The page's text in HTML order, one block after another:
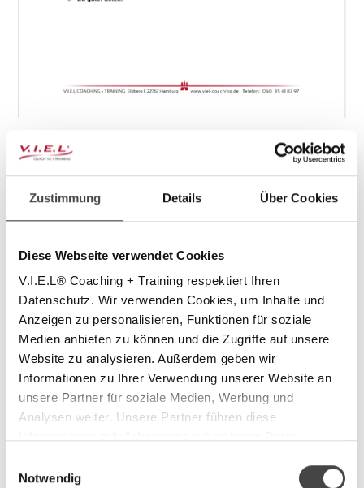
Zustimmung Details Über Cookies
Diese Webseite verwendet Cookies
V.I.E.L® Coaching + Training respektiert Ihren
Datenschutz. Wir verwenden Cookies, um Inhalte und
Anzeigen zu personalisieren, Funktionen für soziale
Medien anbieten zu können und die Zugriffe auf unsere
Website zu analysieren. Außerdem geben wir
Informationen zu Ihrer Verwendung unserer Website an
unsere Partner für soziale Medien, Werbung und
Analysen weiter. Unsere Partner führen diese
sie im Rahmen Ihrer Nutzung der Dienste gesammelt
Notwendig
Fachpublikation "V.I.E.L Coaching Letter"
Kein Newsletter! V.I.E.L Coaching Letter. Seit 2003.